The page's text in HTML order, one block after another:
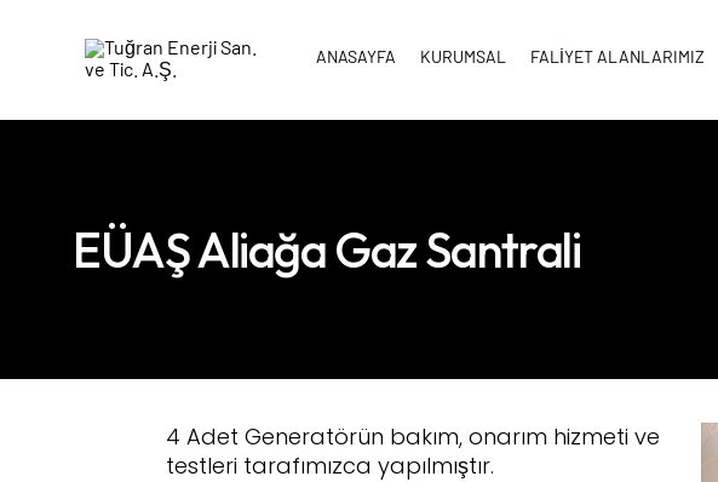
ANASAYFA KURUMSAL FALİYET ALANLARIMIZ
EÜAŞ Aliağa Gaz Santrali
4 Adet Generatörün bakım, onarım hizmeti ve
testleri tarafımızca yapılmıştır.